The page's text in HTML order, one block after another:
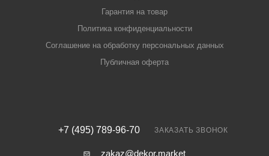
Гарантия на товар
Политика конфиденциальности
Соглашение на обработку персональных данных
Публичная оферта
+7 (495) 789-96-70 ЗАКАЗАТЬ ЗВОНОК
zakaz@dekor.market